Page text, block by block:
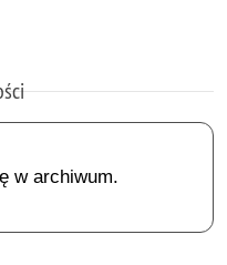
w archiwum.